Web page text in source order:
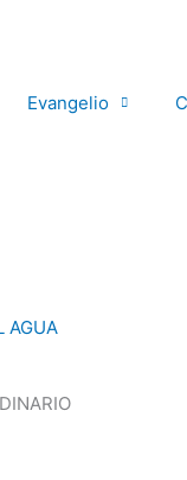
Evangelio
AGUA